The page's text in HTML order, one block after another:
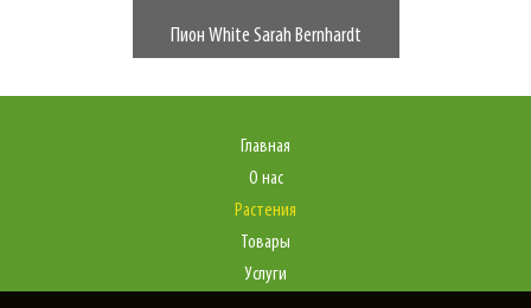
Пион White Sarah Bernhardt
Главная
О нас
Растения
Товары
Услуги